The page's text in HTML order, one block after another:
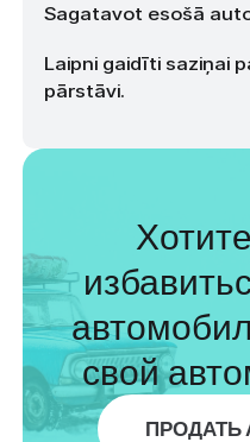
Sagatavot esošā
Laipni gaidīti saziņai
pārstāvi.
свой
ПРОДАТЬ